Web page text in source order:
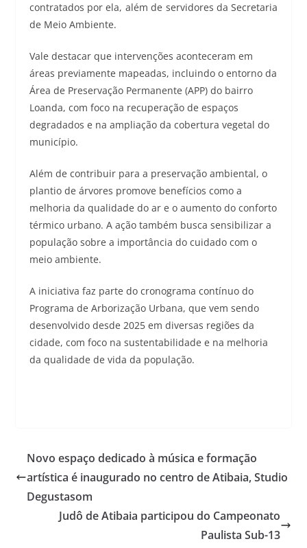
contratados por ela, além de servidores da Secretaria
de Meio Ambiente.
Vale destacar que intervenções aconteceram em
áreas previamente mapeadas, incluindo o entorno da
Área de Preservação Permanente (APP) do bairro
Loanda, com foco na recuperação de espaços
degradados e na ampliação da cobertura vegetal do
município.
Além de contribuir para a preservação ambiental, o
plantio de árvores promove benefícios como a
melhoria da qualidade do ar e o aumento do conforto
térmico urbano. A ação também busca sensibilizar a
população sobre a importância do cuidado com o
meio ambiente.
A iniciativa faz parte do cronograma contínuo do
Programa de Arborização Urbana, que vem sendo
desenvolvido desde 2025 em diversas regiões da
cidade, com foco na sustentabilidade e na melhoria
da qualidade de vida da população.
Novo espaço dedicado à música e formação
artística é inaugurado no centro de Atibaia, Studio
Degustasom
Judô de Atibaia participou do Campeonato
Paulista Sub-13